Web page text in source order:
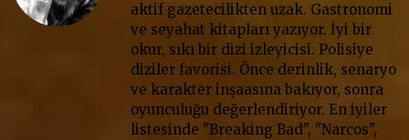
aktif gazetecilikten uzak. Gastronomi
ve seyahat kitapları yazıyor. İyi bir
okur, sıkı bir dizi izleyicisi. Polisiye
diziler favorisi. Önce derinlik, senaryo
ve karakter inşaasına bakıyor, sonra
oyunculuğu değerlendiriyor. En iyiler
listesinde "Breaking Bad", "Narcos",